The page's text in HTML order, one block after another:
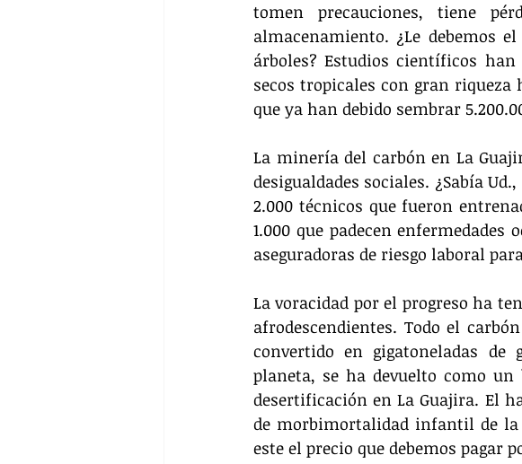
tomen precauciones, tiene
almacenamiento. ¿Le debemos
árboles? Estudios científicos
secos tropicales con gran riqueza
que ya han debido sembrar
La minería del carbón en La
desigualdades sociales. ¿Sabía
2.000 técnicos que fueron
1.000 que padecen
aseguradoras de riesgo laboral
La voracidad por el progreso ha
afrodescendientes. Todo el
convertido en gigatoneladas
planeta, se ha devuelto como
desertificación en La Guajira. El
de morbimortalidad infantil de la
este el precio que debemos pagar